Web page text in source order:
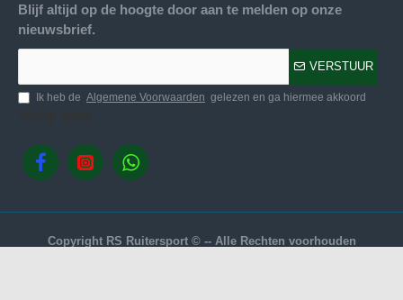
Blijf altijd op de hoogte door aan te melden op onze
nieuwsbrief.
VERSTUUR
Ik heb de Algemene Voorwaarden gelezen en ga hiermee akkoord
Copyright RS Ruitersport © -- Alle Rechten voorhouden